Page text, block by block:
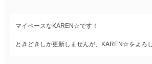
マイペースなKAREN☆です！
ときどきしか更新しませんが、KAREN☆をよろ